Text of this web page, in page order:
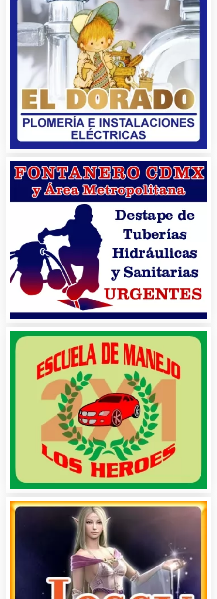
Artículos Deportivos
Artículos Importados
Artículos para el Hogar
Artículos para Regalos
Artículos Personales
Artículos Publicitarios
Aseguradoras
Asesores Técnicos
Asesoría Fiscal
Asociaciones Civiles
Asociaciones Empresariales
Audio, Sonido e Iluminación
Audios para Eventos
Autobuses
Automatización